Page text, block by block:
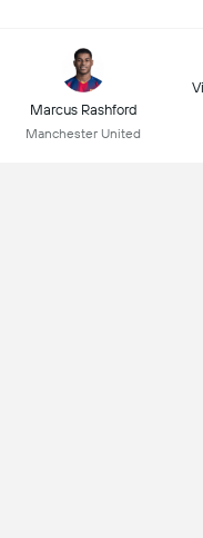
Marcus Rashford
Manchester United